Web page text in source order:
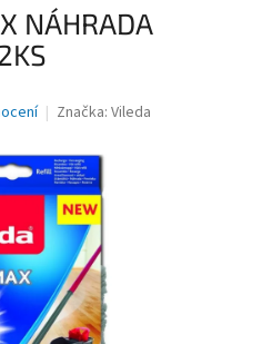
NÁHRADA
Značka: Vileda